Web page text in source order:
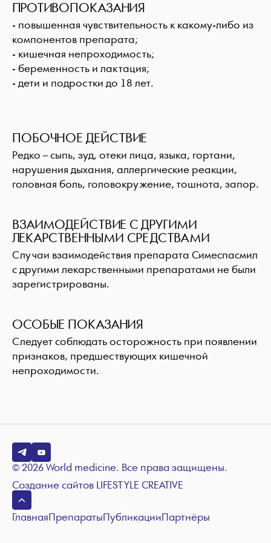
ПРОТИВОПОКАЗАНИЯ
- повышенная чувствительность к какому-либо из
компонентов препарата;
- кишечная непроходимость;
- беременность и лактация;
- дети и подростки до 18 лет.
ПОБОЧНОЕ ДЕЙСТВИЕ
Редко – сыпь, зуд, отеки лица, языка, гортани,
нарушения дыхания, аллергические реакции,
головная боль, головокружение, тошнота, запор.
ВЗАИМОДЕЙСТВИЕ С ДРУГИМИ
ЛЕКАРСТВЕННЫМИ СРЕДСТВАМИ
Случаи взаимодействия препарата Симеспасмил
с другими лекарственными препаратами не были
зарегистрированы.
ОСОБЫЕ ПОКАЗАНИЯ
Следует соблюдать осторожность при появлении
признаков, предшествующих кишечной
непроходимости.
© 2026 World medicine. Все права защищены.
Создание сайтов LIFESTYLE CREATIVE
ГлавнаяПрепаратыПубликацииПартнёры